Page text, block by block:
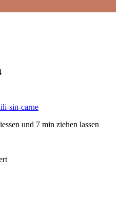
sin-carne
und 7 min ziehen lassen